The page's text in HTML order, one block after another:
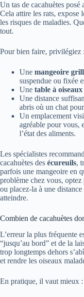
Un tas de cacahuètes posé
Cela attire les rats, expose
les risques de maladies.
tout.
Pour bien faire, privilégiez :
Une mangeoire
suspendue ou fixée
Une table à oiseaux
Une distance
abris où un chat
Un emplacement
agréable pour vous,
l’état des aliments.
Les spécialistes
cacahuètes des écureuils,
parfois une mangeoire en
problème chez vous, optez
ou placez-la à une
atteindre.
Combien de cacahuètes
L’erreur la plus fréquente
“jusqu’au bord” et de la
trop longtemps dehors
et rendre les oiseaux
En pratique, il vaut mieux :